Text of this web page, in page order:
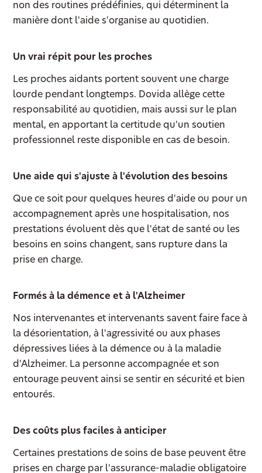
non des routines prédéfinies, qui déterminent la
manière dont l'aide s'organise au quotidien.
Un vrai répit pour les proches
Les proches aidants portent souvent une charge
lourde pendant longtemps. Dovida allège cette
responsabilité au quotidien, mais aussi sur le plan
mental, en apportant la certitude qu'un soutien
professionnel reste disponible en cas de besoin.
Une aide qui s'ajuste à l'évolution des besoins
Que ce soit pour quelques heures d'aide ou pour un
accompagnement après une hospitalisation, nos
prestations évoluent dès que l'état de santé ou les
besoins en soins changent, sans rupture dans la
prise en charge.
Formés à la démence et à l'Alzheimer
Nos intervenantes et intervenants savent faire face à
la désorientation, à l'agressivité ou aux phases
dépressives liées à la démence ou à la maladie
d'Alzheimer. La personne accompagnée et son
entourage peuvent ainsi se sentir en sécurité et bien
entourés.
Des coûts plus faciles à anticiper
Certaines prestations de soins de base peuvent être
prises en charge par l'assurance-maladie obligatoire